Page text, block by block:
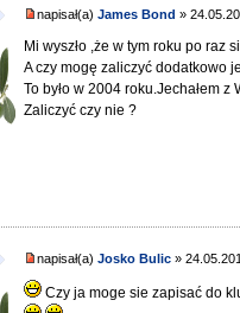
napisał(a)James Bond »
Mi wyszło ,że w tym roku po raz
A czy mogę zaliczyć dodatkowo
To było w 2004 roku.Jechałem
Zaliczyć czy nie ?
napisał(a)Josko Bulic »
Czy ja moge sie zapisać do